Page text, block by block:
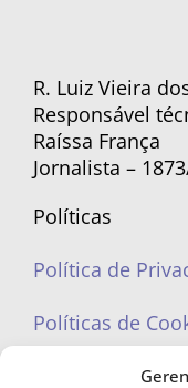
R. Luiz Vieira
Responsável
Raíssa França
Jornalista –
Políticas
Política de
Políticas de